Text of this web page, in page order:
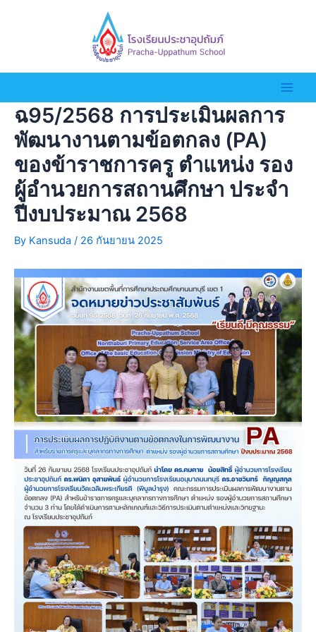
ฉ95/2568 การประเมินผลการ
พัฒนางานตามข้อตกลง (PA)
ของข้าราชการครู ตำแหน่ง รอง
ผู้อำนวยการสถานศึกษา ประจำ
ปีงบประมาณ 2568
By Kansuda / 26 กันยายน 2025